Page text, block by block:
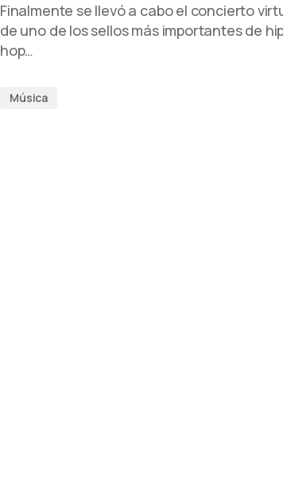
Finalmente se llevó a cabo el concierto
de uno de los sellos más importantes de
hop…
Música